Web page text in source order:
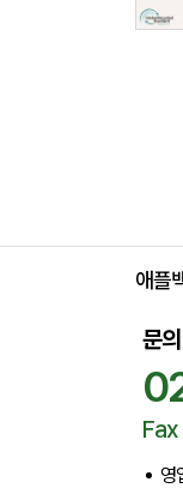
애플
문
영